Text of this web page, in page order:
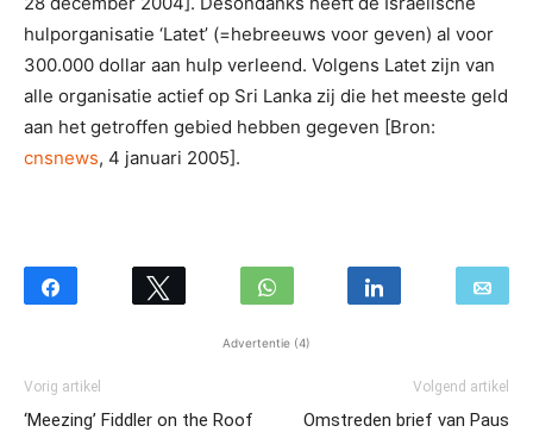
hulporganisatie ‘Latet’ (=hebreeuws voor geven) al voor
300.000 dollar aan hulp verleend. Volgens Latet zijn van
alle organisatie actief op Sri Lanka zij die het meeste geld
aan het getroffen gebied hebben gegeven [Bron:
cnsnews, 4 januari 2005].
Advertentie (4)
Vorig artikel
‘Meezing’ Fiddler on the Roof
Volgend artikel
Omstreden brief van Paus